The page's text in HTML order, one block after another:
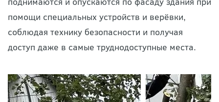
помощи специальных устройств и верёвки,
соблюдая технику безопасности и получая
доступ даже в самые труднодоступные места.